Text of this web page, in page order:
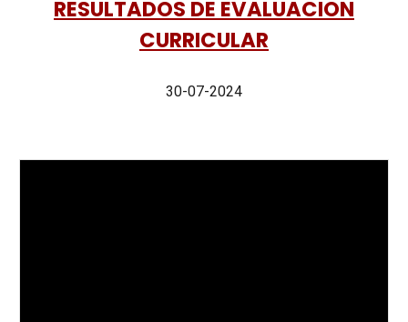
RESULTADOS DE EVALUACION
CURRICULAR
30-07-2024